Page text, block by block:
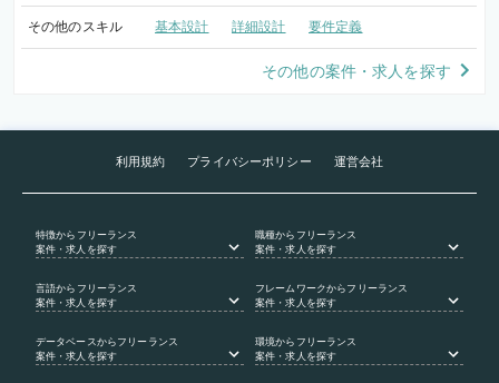
その他のスキル 基本設計 詳細設計 要件定義
その他の案件・求人を探す
利用規約 プライバシーポリシー 運営会社
特徴からフリーランス
案件・求人を探す
職種からフリーランス
案件・求人を探す
言語からフリーランス
案件・求人を探す
フレームワークからフリーランス
案件・求人を探す
データベース からフリーランス
案件・求人を探す
環境からフリーランス
案件・求人を探す